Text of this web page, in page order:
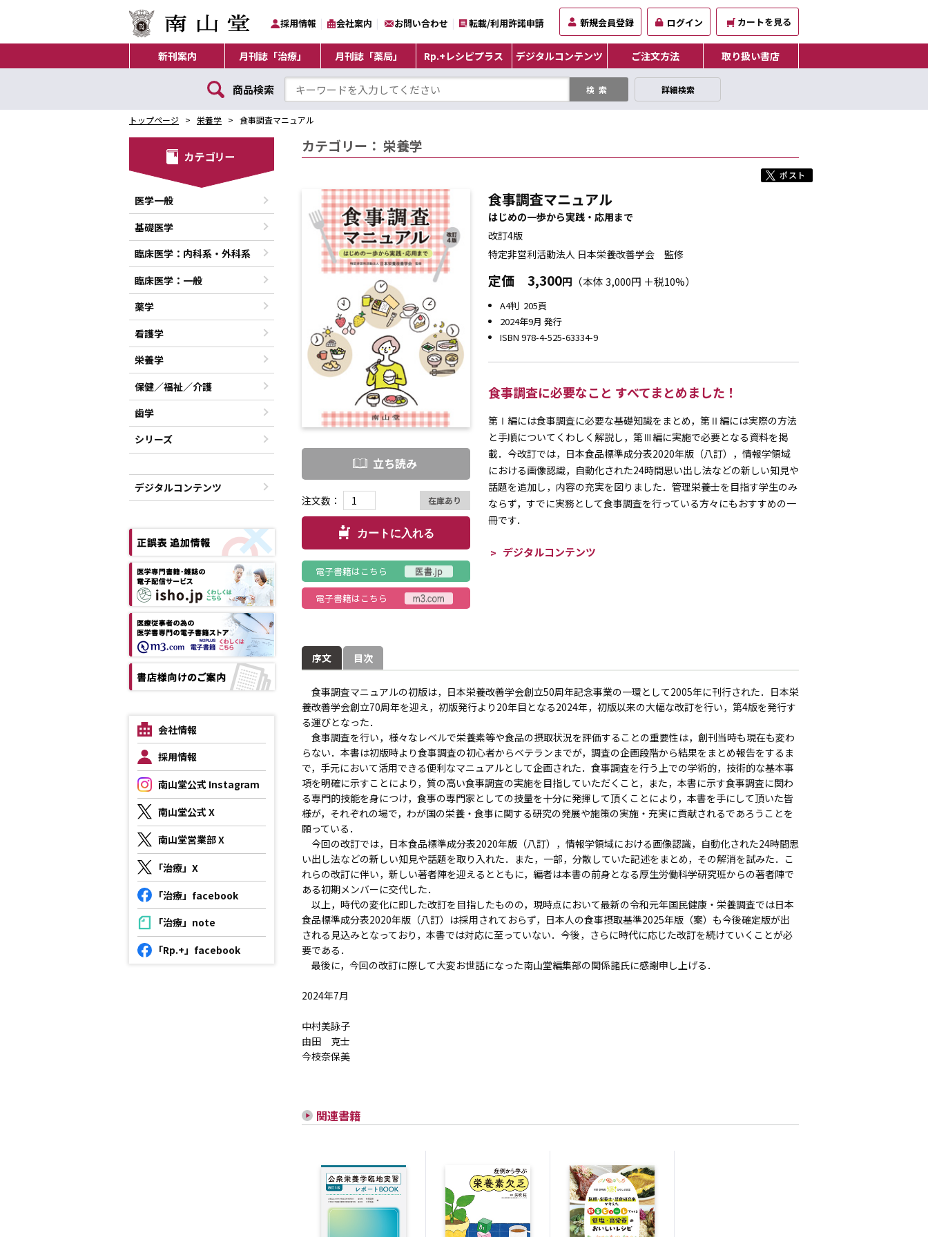
採用情報 会社案内 お問い合わせ 転載/利用許諾申請 新規会員登録 ログイン カートを見る
新刊案内 月刊誌「治療」 月刊誌「薬局」 Rp.+レシピプラス デジタルコンテンツ ご注文方法 取り扱い書店
商品検索 詳細検索
トップページ 栄養学 食事調査マニュアル
医学一般
基礎医学
臨床医学：内科系・外科系
臨床医学：一般
薬学
看護学
栄養学
保健／福祉／介護
歯学
シリーズ
デジタルコンテンツ
会社情報
採用情報
南山堂公式 Instagram
南山堂公式 X
南山堂営業部 X
「治療」X
「治療」facebook
「治療」note
「Rp.+」facebook
カテゴリー： 栄養学
立ち読み
注文数： 在庫あり
カートに入れる
電子書籍はこちら
電子書籍はこちら
食事調査マニュアル
はじめの一歩から実践・応用まで
改訂4版
特定非営利活動法人 日本栄養改善学会 監修
定価 3,300円 （本体 3,000円 ＋税10%）
A4判 205頁
2024年9月 発行
ISBN 978-4-525-63334-9
食事調査に必要なこと すべてまとめました！
第Ⅰ編には食事調査に必要な基礎知識をまとめ，第Ⅱ編には実際の方法
と手順についてくわしく解説し，第Ⅲ編に実施で必要となる資料を掲
載．今改訂では，日本食品標準成分表2020年版（八訂），情報学領域
における画像認識，自動化された24時間思い出し法などの新しい知見や
話題を追加し，内容の充実を図りました．管理栄養士を目指す学生のみ
ならず，すでに実務として食事調査を行っている方々にもおすすめの一
冊です．
デジタルコンテンツ
序文 目次
食事調査マニュアルの初版は，日本栄養改善学会創立50周年記念事業の一環として2005年に刊行された．日本栄
養改善学会創立70周年を迎え，初版発行より20年目となる2024年，初版以来の大幅な改訂を行い，第4版を発行す
る運びとなった．
食事調査を行い，様々なレベルで栄養素等や食品の摂取状況を評価することの重要性は，創刊当時も現在も変わ
らない．本書は初版時より食事調査の初心者からベテランまでが，調査の企画段階から結果をまとめ報告をするま
で，手元において活用できる便利なマニュアルとして企画された．食事調査を行う上での学術的，技術的な基本事
項を明確に示すことにより，質の高い食事調査の実施を目指していただくこと，また，本書に示す食事調査に関わ
る専門的技能を身につけ，食事の専門家としての技量を十分に発揮して頂くことにより，本書を手にして頂いた皆
様が，それぞれの場で，わが国の栄養・食事に関する研究の発展や施策の実施・充実に貢献されるであろうことを
願っている．
今回の改訂では，日本食品標準成分表2020年版（八訂），情報学領域における画像認識，自動化された24時間思
い出し法などの新しい知見や話題を取り入れた．また，一部，分散していた記述をまとめ，その解消を試みた．こ
れらの改訂に伴い，新しい著者陣を迎えるとともに，編者は本書の前身となる厚生労働科学研究班からの著者陣で
ある初期メンバーに交代した．
以上，時代の変化に即した改訂を目指したものの，現時点において最新の令和元年国民健康・栄養調査では日本
食品標準成分表2020年版（八訂）は採用されておらず，日本人の食事摂取基準2025年版（案）も今後確定版が出
される見込みとなっており，本書では対応に至っていない．今後，さらに時代に応じた改訂を続けていくことが必
要である．
最後に，今回の改訂に際して大変お世話になった南山堂編集部の関係諸氏に感謝申し上げる．
2024年7月
中村美詠子
由田 克士
今枝奈保美
関連書籍